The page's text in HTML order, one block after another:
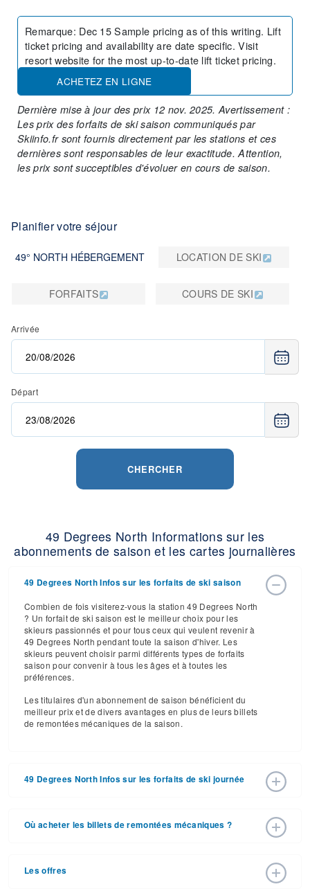
Remarque: Dec 15 Sample pricing as of this writing. Lift
ticket pricing and availability are date specific. Visit
resort website for the most up-to-date lift ticket pricing.
ACHETEZ EN LIGNE
Dernière mise à jour des prix 12 nov. 2025. Avertissement :
Les prix des forfaits de ski saison communiqués par
Skiinfo.fr sont fournis directement par les stations et ces
dernières sont responsables de leur exactitude. Attention,
les prix sont succeptibles d'évoluer en cours de saison.
Planifier votre séjour
49° NORTH HÉBERGEMENT LOCATION DE SKI
FORFAITS COURS DE SKI
Arrivée
Départ
CHERCHER
49 Degrees North Informations sur les
abonnements de saison et les cartes journalières
49 Degrees North Infos sur les forfaits de ski saison
Combien de fois visiterez-vous la station 49 Degrees North
? Un forfait de ski saison est le meilleur choix pour les
skieurs passionnés et pour tous ceux qui veulent revenir à
49 Degrees North pendant toute la saison d'hiver. Les
skieurs peuvent choisir parmi différents types de forfaits
saison pour convenir à tous les âges et à toutes les
préférences.
Les titulaires d'un abonnement de saison bénéficient du
meilleur prix et de divers avantages en plus de leurs billets
de remontées mécaniques de la saison.
49 Degrees North Infos sur les forfaits de ski journée
d'ouverture de 30 déc. 2026 et une date de fermeture de
Les forfaits pour la saison de ski 2025 – 2026 varient en
Où acheter les billets de remontées mécaniques ?
station. Pour obtenir des informations détaillées, appelez
Les offres